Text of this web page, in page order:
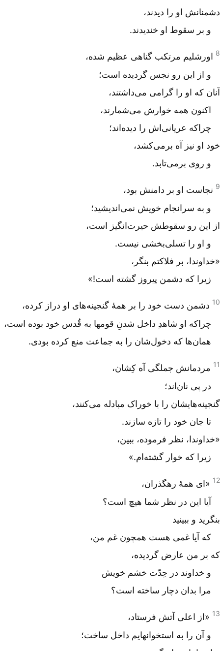
دشمنانش او را دیدند،
و بر سقوط او خندیدند.
8 اورشلیم مرتکب گناهی عظیم شده،
و از این رو نجس گردیده است؛
آنان که او را گرامی می‌داشتند،
اکنون همه خوارش می‌شمارند،
چراکه عریانی‌اش را دیده‌اند؛
خود او نیز آه برمی‌کشد،
و روی برمی‌تابد.
9 نجاست او بر دامنش بود،
و به سرانجام خویش نمی‌اندیشید؛
از این رو سقوطش حیرت‌انگیز است،
و او را تسلی‌بخشی نیست.
«خداوندا، بر فلاکتم بنگر،
زیرا که دشمن پیروز گشته است!»
10 دشمن دست خود را بر همۀ گنجینه‌های او دراز کرده،
چراکه او شاهدِ داخل شدنِ قومها به قُدس خود بوده است،
همان‌ها که دخول‌شان را به جماعت منع کرده بودی.
11 مردمانش جملگی آه کِشان،
در پی نان‌اند؛
گنجینه‌هایشان را با خوراک مبادله می‌کنند،
تا جان خود را تازه سازند.
«خداوندا، نظر فرموده، ببین،
زیرا که خوار گشته‌ام.»
12 «ای همۀ رهگذران،
آیا این در نظر شما هیچ است؟
بنگرید و ببینید
که آیا غمی هست همچون غم من،
که بر من عارض گردیده،
و خداوند در حِدّت خشم خویش
مرا بدان دچار ساخته است؟
13 «از اعلی آتش فرستاد،
و آن را به استخوانهایم داخل ساخت؛